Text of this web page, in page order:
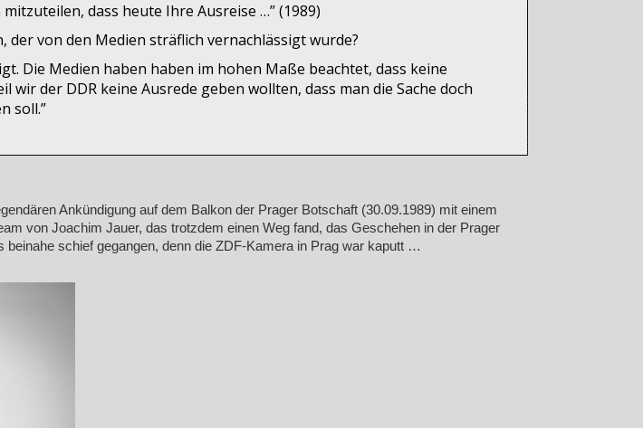
dass heute Ihre Ausreise …” (1989)
der von den Medien sträflich vernachlässigt wurde?
Die Medien haben haben im hohen Maße beachtet, dass keine
der DDR keine Ausrede geben wollten, dass man die Sache doch
soll.”
Ankündigung auf dem Balkon der Prager Botschaft (30.09.1989) mit einem
von Joachim Jauer, das trotzdem einen Weg fand, das Geschehen in der Prager
schief gegangen, denn die ZDF-Kamera in Prag war kaputt …